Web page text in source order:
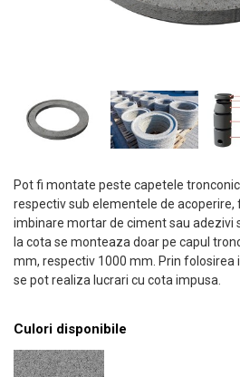
Pot fi montate peste capetele
respectiv sub elementele de
imbinare mortar de ciment sau adezivi
la cota se monteaza doar pe capul
mm, respectiv 1000 mm. Prin folosirea
se pot realiza lucrari cu cota impusa.
Culori disponibile